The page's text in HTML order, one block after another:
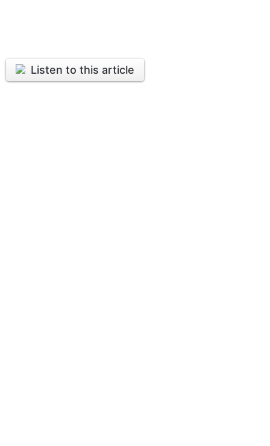
Listen to this article